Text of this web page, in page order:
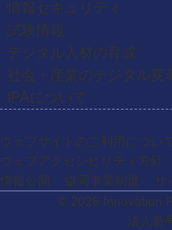
情報セキュリティ
試験情報
デジタル人材の育成
社会・産業のデジタル変
IPAについて
ウェブサイトのご利用につい
ウェブアクセシビリティ方針
情報公開
協同事業制度 サ
© 2026 Innovation
法人番